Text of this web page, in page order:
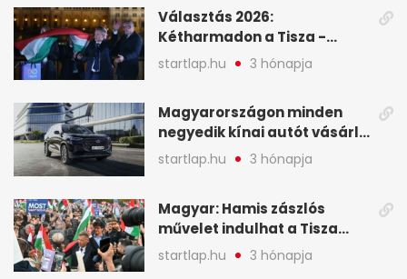
Választás 2026:
Kétharmadon a Tisza -
mutatjuk, hogyan alakulnak
a mandátumok
startlap.hu 3 hónapja
Magyarországon minden
negyedik kínai autót vásárló
a Chery mellett döntött (X)
startlap.hu 3 hónapja
Magyar: Hamis zászlós
művelet indulhat a Tisza
ellen a választás napján - A
hét legfontosabb eseményei
startlap.hu 3 hónapja